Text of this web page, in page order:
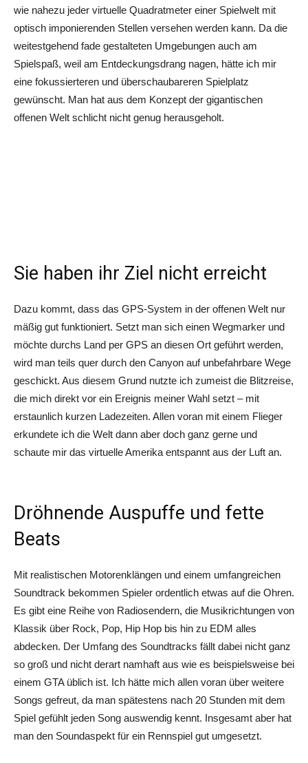
wie nahezu jeder virtuelle Quadratmeter einer Spielwelt mit
optisch imponierenden Stellen versehen werden kann. Da die
weitestgehend fade gestalteten Umgebungen auch am
Spielspaß, weil am Entdeckungsdrang nagen, hätte ich mir
eine fokussierteren und überschaubareren Spielplatz
gewünscht. Man hat aus dem Konzept der gigantischen
offenen Welt schlicht nicht genug herausgeholt.
Sie haben ihr Ziel nicht erreicht
Dazu kommt, dass das GPS-System in der offenen Welt nur
mäßig gut funktioniert. Setzt man sich einen Wegmarker und
möchte durchs Land per GPS an diesen Ort geführt werden,
wird man teils quer durch den Canyon auf unbefahrbare Wege
geschickt. Aus diesem Grund nutzte ich zumeist die Blitzreise,
die mich direkt vor ein Ereignis meiner Wahl setzt – mit
erstaunlich kurzen Ladezeiten. Allen voran mit einem Flieger
erkundete ich die Welt dann aber doch ganz gerne und
schaute mir das virtuelle Amerika entspannt aus der Luft an.
Dröhnende Auspuffe und fette
Beats
Mit realistischen Motorenklängen und einem umfangreichen
Soundtrack bekommen Spieler ordentlich etwas auf die Ohren.
Es gibt eine Reihe von Radiosendern, die Musikrichtungen von
Klassik über Rock, Pop, Hip Hop bis hin zu EDM alles
abdecken. Der Umfang des Soundtracks fällt dabei nicht ganz
so groß und nicht derart namhaft aus wie es beispielsweise bei
einem GTA üblich ist. Ich hätte mich allen voran über weitere
Songs gefreut, da man spätestens nach 20 Stunden mit dem
Spiel gefühlt jeden Song auswendig kennt. Insgesamt aber hat
man den Soundaspekt für ein Rennspiel gut umgesetzt.